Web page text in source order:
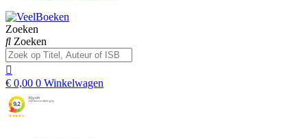
Zoeken
Zoeken
€ 0,00 0 Winkelwagen